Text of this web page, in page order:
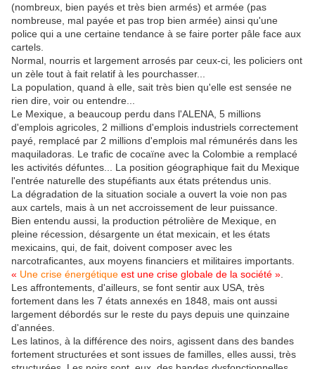
(nombreux, bien payés et très bien armés) et armée (pas
nombreuse, mal payée et pas trop bien armée) ainsi qu'une
police qui a une certaine tendance à se faire porter pâle face aux
cartels.
Normal, nourris et largement arrosés par ceux-ci, les policiers ont
un zèle tout à fait relatif à les pourchasser...
La population, quand à elle, sait très bien qu'elle est sensée ne
rien dire, voir ou entendre...
Le Mexique, a beaucoup perdu dans l'ALENA, 5 millions
d'emplois agricoles, 2 millions d'emplois industriels correctement
payé, remplacé par 2 millions d'emplois mal rémunérés dans les
maquiladoras. Le trafic de cocaïne avec la Colombie a remplacé
les activités défuntes... La position géographique fait du Mexique
l'entrée naturelle des stupéfiants aux états prétendus unis.
La dégradation de la situation sociale a ouvert la voie non pas
aux cartels, mais à un net accroissement de leur puissance.
Bien entendu aussi, la production pétrolière de Mexique, en
pleine récession, désargente un état mexicain, et les états
mexicains, qui, de fait, doivent composer avec les
narcotraficantes, aux moyens financiers et militaires importants.
« Une crise énergétique est une crise globale de la société »
Les affrontements, d'ailleurs, se font sentir aux USA, très
fortement dans les 7 états annexés en 1848, mais ont aussi
largement débordés sur le reste du pays depuis une quinzaine
d'années.
Les latinos, à la différence des noirs, agissent dans des bandes
fortement structurées et sont issues de familles, elles aussi, très